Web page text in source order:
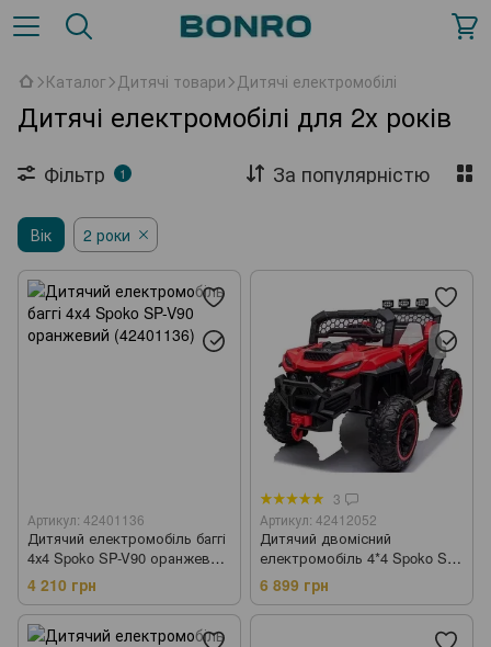
Каталог Дитячі товари Дитячі електромобілі
Дитячі електромобілі для 2х років
Фільтр 1 За популярністю
Вік 2 роки
Артикул: 42401136
Дитячий електромобіль баггі
4х4 Spoko SP-V90 оранжевий
(42401136)
4 210 грн
3
Артикул: 42412052
Дитячий двомісний
електромобіль 4*4 Spoko SP-
8888 червоний (42412052)
6 899 грн